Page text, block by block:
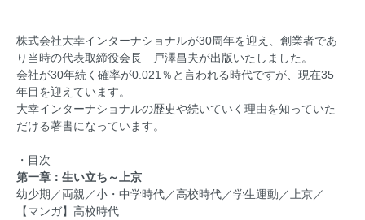
株式会社大幸インターナショナルが30周年を迎え、創業者であ
り当時の代表取締役会長 戸澤昌夫が出版いたしました。
会社が30年続く確率が0.021％と言われる時代ですが、現在35
年目を迎えています。
大幸インターナショナルの歴史や続いていく理由を知っていた
だける著書になっています。
・目次
第一章：生い立ち～上京
幼少期／両親／小・中学時代／高校時代／学生運動／上京／
【マンガ】高校時代